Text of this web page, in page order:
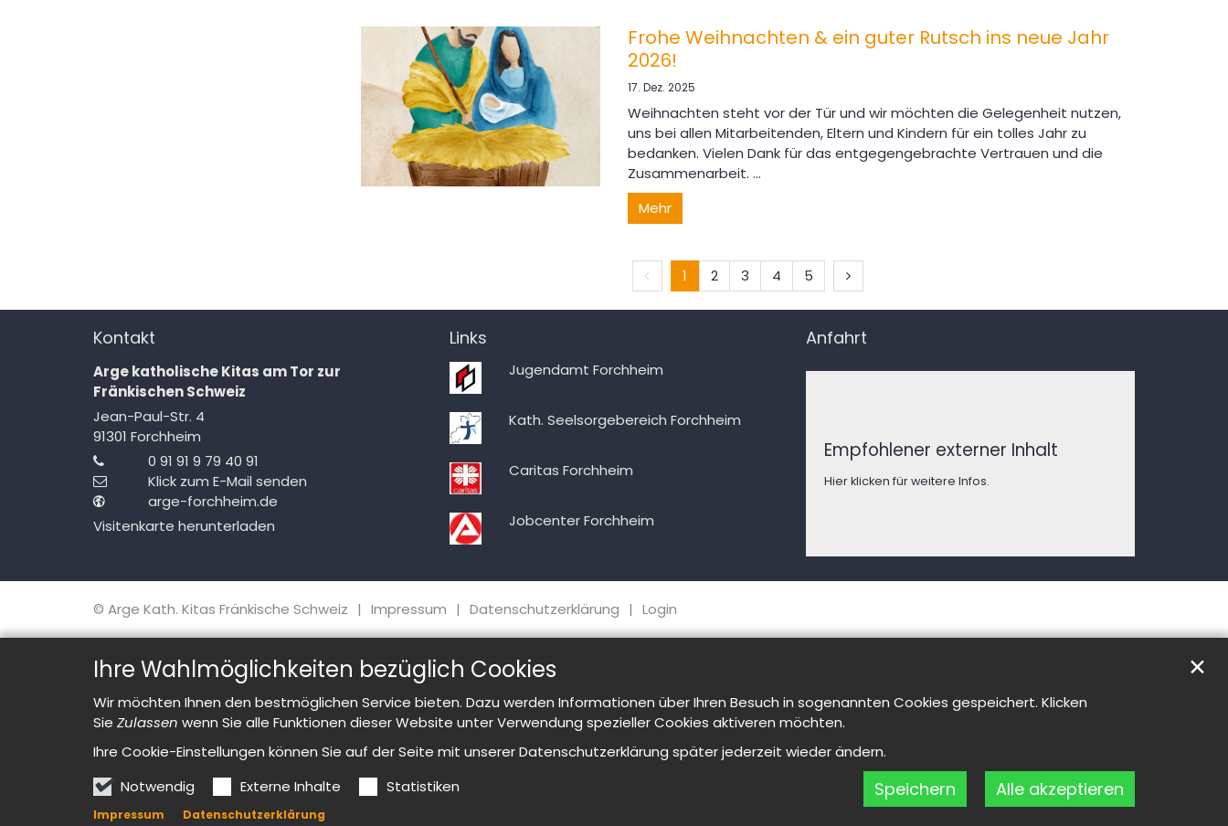
Ihre Wahlmöglichkeiten bezüglich Cookies
Wir möchten Ihnen den bestmöglichen Service bieten. Dazu werden Informationen über Ihren Besuch in sogenannten Cookies gespeichert. Klicken
Sie Zulassen wenn Sie alle Funktionen dieser Website unter Verwendung spezieller Cookies aktiveren möchten.
Ihre Cookie-Einstellungen können Sie auf der Seite mit unserer Datenschutzerklärung später jederzeit wieder ändern.
Notwendig
Externe Inhalte Statistiken Speichern Alle akzeptieren
✕
Impressum Datenschutzerklärung
Frohe Weihnachten & ein guter Rutsch ins neue Jahr
2026!
17. Dez. 2025
Weihnachten steht vor der Tür und wir möchten die Gelegenheit nutzen,
uns bei allen Mitarbeitenden, Eltern und Kindern für ein tolles Jahr zu
bedanken. Vielen Dank für das entgegengebrachte Vertrauen und die
Zusammenarbeit. ...
Mehr
Vorherige Seite
1 2 3 4 5 Nächste Seite
Kontakt
Arge katholische Kitas am Tor zur
Fränkischen Schweiz
Jean-Paul-Str. 4
91301 Forchheim
0 91 91 9 79 40 91
Klick zum E-Mail senden
arge-forchheim.de
Visitenkarte herunterladen
Links
Jugendamt Forchheim
Kath. Seelsorgebereich Forchheim
Caritas Forchheim
Jobcenter Forchheim
Anfahrt
Empfohlener externer Inhalt
Hier klicken für weitere Infos.
© Arge Kath. Kitas Fränkische Schweiz Impressum Datenschutzerklärung Login